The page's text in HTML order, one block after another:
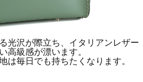
光沢が際立ち、イタリアンレザー
高級感が漂います。
は毎日でも持ちたくなります。